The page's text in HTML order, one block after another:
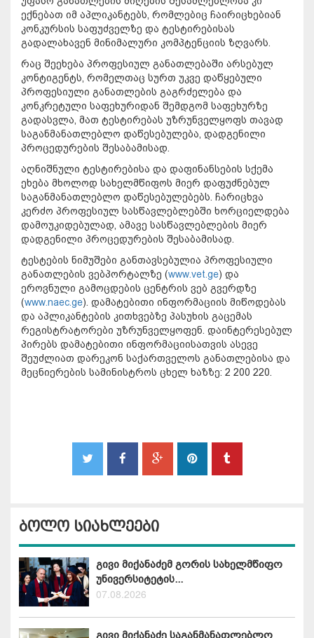
ექნებათ იმ აპლიკანტებს, რომლებიც ჩაირიცხებიან
კონკურსის საფუძველზე და ტესტირებისას
გადალახავენ მინიმალური კომპტენციის ზღვარს.
რაც შეეხება პროფესიულ განათლებაში არსებულ
კონტიგენტს, რომელთაც სურთ უკვე დაწყებული
პროფესიული განათლების გაგრძელება და
კონკრეტული საფეხურიდან შემდგომ საფეხურზე
გადასვლა, მათ ტესტირებას უზრუნველყოფს თავად
საგანმანათლებლო დაწესებულება, დადგენილი
პროცედურების შესაბამისად.
აღნიშნული ტესტირებისა და დაფინანსების სქემა
ეხება მხოლოდ სახელმწიფოს მიერ დაფუძნებულ
საგანმანათლებლო დაწესებულებებს. ჩარიცხვა
კერძო პროფესიულ სასწავლებლებში ხორციელდება
დამოუკიდებულად, ამავე სასწავლებლების მიერ
დადგენილი პროცედურების შესაბამისად.
ტესტების ნიმუშები განთავსებულია პროფესიული
განათლების ვებპორტალზე (www.vet.ge) და
ეროვნული გამოცდების ცენტრის ვებ გვერდზე
(www.naec.ge). დამატებითი ინფორმაციის მიწოდებას
და აპლიკანტების კითხვებზე პასუხის გაცემას
რეგისტრატორები უზრუნველყოფენ. დაინტერესებულ
პირებს დამატებითი ინფორმაციისათვის ასევე
შეუძლიათ დარეკონ საქართველოს განათლებისა და
მეცნიერების სამინისტროს ცხელ ხაზზე: 2 200 220.
ბოლო სიახლეები
გივი მიქანაძემ გორის სახელმწიფო
უნივერსიტეტის...
07.08.2026
გივი მიქანაძე საგანმანათლებლო